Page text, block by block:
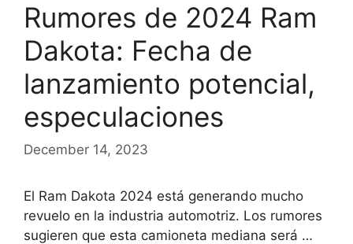
Rumores de 2024 Ram
Dakota: Fecha de
lanzamiento potencial,
especulaciones
December 14, 2023
El Ram Dakota 2024 está generando mucho
revuelo en la industria automotriz. Los rumores
sugieren que esta camioneta mediana será …